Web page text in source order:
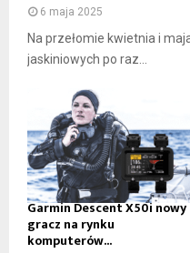
6 maja 2025
Na przełomie kwietnia i
jaskiniowych po raz...
Garmin Descent X50i nowy
gracz na rynku
komputerów...